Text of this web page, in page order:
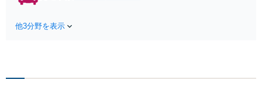
こともあります。経験豊富
他3分野を表示